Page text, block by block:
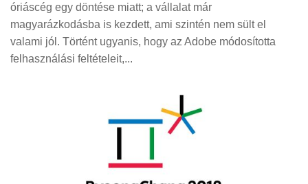
óriáscég egy döntése miatt; a vállalat már
magyarázkodásba is kezdett, ami szintén nem sült el
valami jól. Történt ugyanis, hogy az Adobe módosította
felhasználási feltételeit,...